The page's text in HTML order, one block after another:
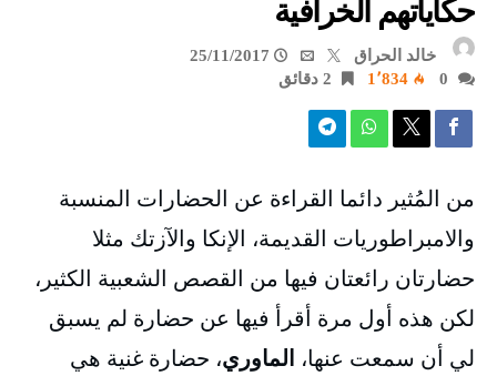
حكاياتهم الخرافية
خالد الحراق
25/11/2017
1٬834 2 ‫دقائق‬
من المُثير دائما القراءة عن الحضارات المنسبة
والامبراطوريات القديمة، الإنكا والآزتك مثلا
حضارتان رائعتان فيها من القصص الشعبية الكثير،
لكن هذه أول مرة أقرأ فيها عن حضارة لم يسبق
لي أن سمعت عنها،
الماوري، حضارة غنية هي